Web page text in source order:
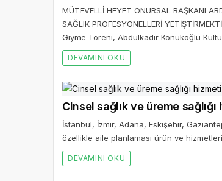
MÜTEVELLİ HEYET ONURSAL BAŞKANI
SAĞLIK PROFESYONELLERİ
Giyme Töreni, Abdulkadir Konukoğlu
DEVAMINI OKU
Cinsel sağlık ve üreme
İstanbul, İzmir, Adana, Eskişehir,
özellikle aile planlaması ürün ve
DEVAMINI OKU